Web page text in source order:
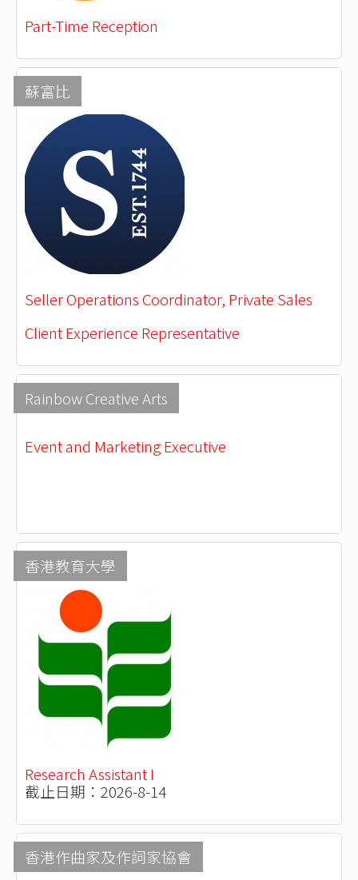
Part-Time Reception
蘇富比
Seller Operations Coordinator, Private Sales
Client Experience Representative
Rainbow Creative Arts
Event and Marketing Executive
香港教育大學
Research Assistant I
截止日期：2026-8-14
香港作曲家及作詞家協會